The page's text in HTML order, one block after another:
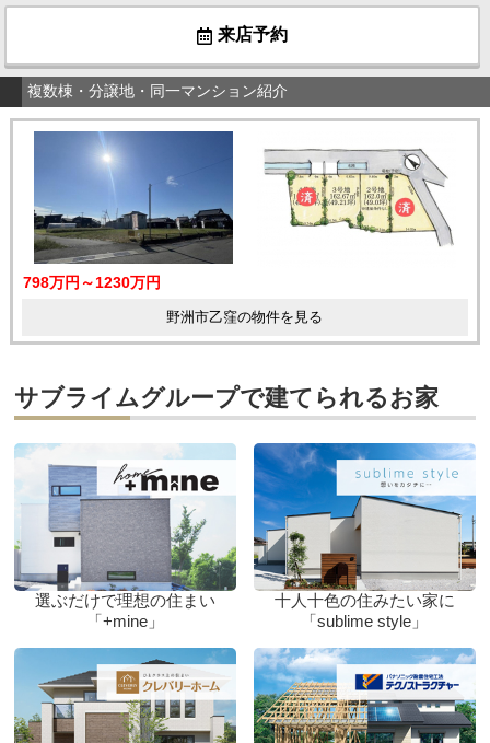
来店予約
複数棟・分譲地・同一マンション紹介
798万円～1230万円
野洲市乙窪の物件を見る
サブライムグループで建てられるお家
選ぶだけで理想の住まい
「+mine」
十人十色の住みたい家に
「sublime style」